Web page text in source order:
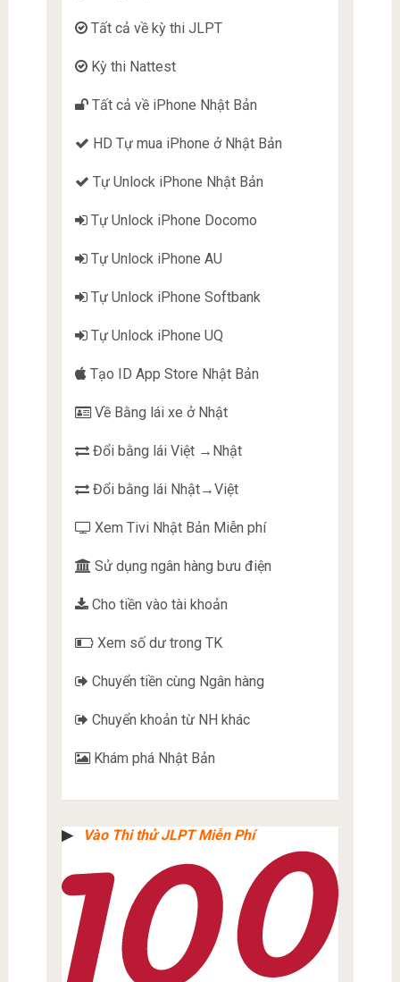
Tất cả về kỳ thi JLPT
Kỳ thi Nattest
Tất cả về iPhone Nhật Bản
HD Tự mua iPhone ở Nhật Bản
Tự Unlock iPhone Nhật Bản
Tự Unlock iPhone Docomo
Tự Unlock iPhone AU
Tự Unlock iPhone Softbank
Tự Unlock iPhone UQ
Tạo ID App Store Nhật Bản
Về Bằng lái xe ở Nhật
Đổi bằng lái Việt →Nhật
Đổi bằng lái Nhật→Việt
Xem Tivi Nhật Bản Miễn phí
Sử dụng ngân hàng bưu điện
Cho tiền vào tài khoản
Xem số dư trong TK
Chuyển tiền cùng Ngân hàng
Chuyển khoản từ NH khác
Khám phá Nhật Bản
▶︎ Vào Thi thử JLPT Miễn Phí